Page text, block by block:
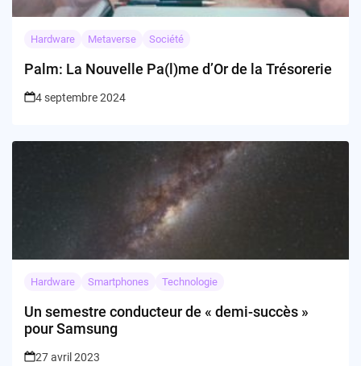
Hardware Metaverse Société
Palm: La Nouvelle Pa(l)me d’Or de la Trésorerie
4 septembre 2024
Hardware Smartphones Technologie
Un semestre conducteur de « demi-succès »
pour Samsung
27 avril 2023